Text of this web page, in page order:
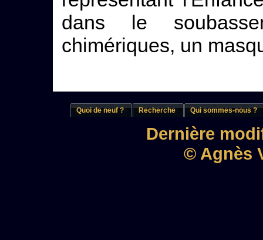
dans le
chimériques, un
Quoi de neuf ? Recherche Qui sommes-nous ?
Dernière
© Agnès